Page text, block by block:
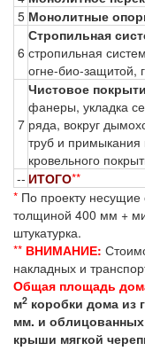
5 Монолитные
6
Стропильная
стропильная
огне-био-защитой,
7
Чистовое
фанеры, укладка
ряда, вокруг
труб и примыкания
кровельного
-- ИТОГО**
* По проекту несущие
толщиной 400 мм +
штукатурка.
** ВНИМАНИЕ:
накладных и
Общая площадь
м2 коробки дома из
мм. и
крыши мягкой